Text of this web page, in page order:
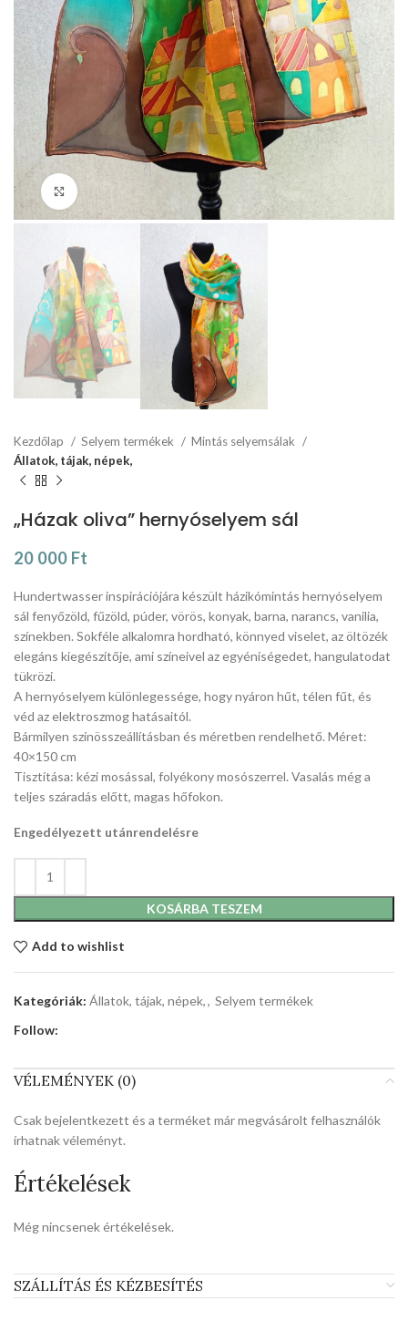
Kezdőlap Selyem termékek
Mintás selyemsálak
Állatok, tájak, népek,
„Házak oliva” hernyóselyem sál
20 000 Ft
Hundertwasser inspirációjára készült házikómintás hernyóselyem
sál fenyőzöld, fűzöld, púder, vörös, konyak, barna, narancs, vanilia,
színekben. Sokféle alkalomra hordható, könnyed viselet, az öltözék
elegáns kiegészítője, ami színeivel az egyéniségedet, hangulatodat
tükrözi.
A hernyóselyem különlegessége, hogy nyáron hűt, télen fűt, és
véd az elektroszmog hatásaitól.
Bármilyen színösszeállításban és méretben rendelhető. Méret:
40×150 cm
Tisztítása: kézi mosással, folyékony mosószerrel. Vasalás még a
teljes száradás előtt, magas hőfokon.
Engedélyezett utánrendelésre
KOSÁRBA TESZEM
Add to wishlist
Kategóriák: Állatok, tájak, népek,, Selyem termékek
Follow:
VÉLEMÉNYEK (0)
Értékelések
Még nincsenek értékelések.
Csak bejelentkezett és a terméket már megvásárolt felhasználók
írhatnak véleményt.
SZÁLLÍTÁS ÉS KÉZBESÍTÉS